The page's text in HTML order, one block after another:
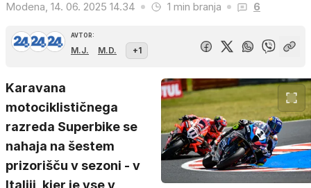
Modena, 14. 06. 2025 14.34 1 min branja 6
AVTOR:
M.J. M.D. +1
Karavana
motociklističnega
razreda Superbike se
nahaja na šestem
prizorišču v sezoni - v
Italiji, kjer je vse v